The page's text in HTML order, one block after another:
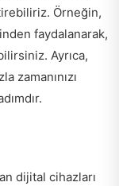
Örneğin,
faydalanarak,
Ayrıca,
zamanınızı
dijital cihazları